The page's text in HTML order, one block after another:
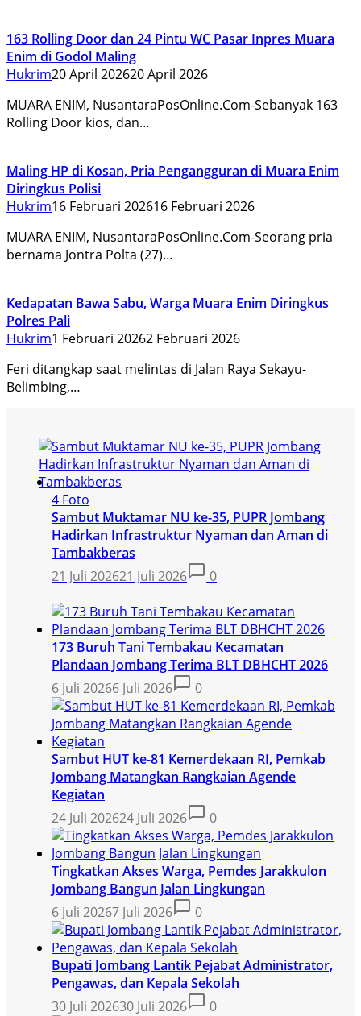
163 Rolling Door dan 24 Pintu WC Pasar Inpres Muara
Enim di Godol Maling
Hukrim20 April 202620 April 2026
MUARA ENIM, NusantaraPosOnline.Com-Sebanyak 163
Rolling Door kios, dan…
Maling HP di Kosan, Pria Pengangguran di Muara Enim
Diringkus Polisi
Hukrim16 Februari 202616 Februari 2026
MUARA ENIM, NusantaraPosOnline.Com-Seorang pria
bernama Jontra Polta (27)…
Kedapatan Bawa Sabu, Warga Muara Enim Diringkus
Polres Pali
Hukrim1 Februari 20262 Februari 2026
Feri ditangkap saat melintas di Jalan Raya Sekayu-
Belimbing,…
4 Foto
Sambut Muktamar NU ke-35, PUPR Jombang
Hadirkan Infrastruktur Nyaman dan Aman di
Tambakberas
21 Juli 202621 Juli 2026 0
173 Buruh Tani Tembakau Kecamatan
Plandaan Jombang Terima BLT DBHCHT 2026
6 Juli 20266 Juli 2026 0
Sambut HUT ke-81 Kemerdekaan RI, Pemkab
Jombang Matangkan Rangkaian Agende
Kegiatan
24 Juli 202624 Juli 2026 0
Tingkatkan Akses Warga, Pemdes Jarakkulon
Jombang Bangun Jalan Lingkungan
6 Juli 20267 Juli 2026 0
Bupati Jombang Lantik Pejabat Administrator,
Pengawas, dan Kepala Sekolah
30 Juli 202630 Juli 2026 0